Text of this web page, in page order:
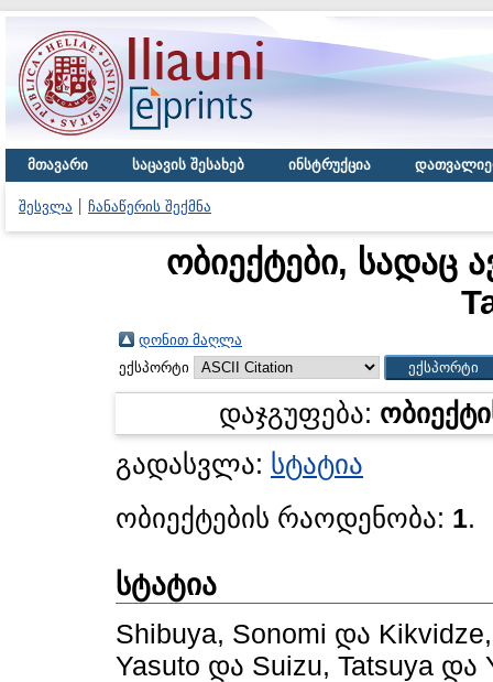
მთავარი საცავის შესახებ ინსტრუქცია
შესვლა ჩანაწერის შექმნა
ობიექტები, სადაც
დონით მაღლა
ექსპორტი
დაჯგუფება:
გადასვლა: სტატია
ობიექტების რაოდენობა: 1.
სტატია
Shibuya, Sonomi და
Yasuto და Suizu, Tatsuya და